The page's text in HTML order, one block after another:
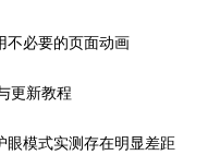
不必要的页面动画
更新教程
眼模式实测存在明显差距